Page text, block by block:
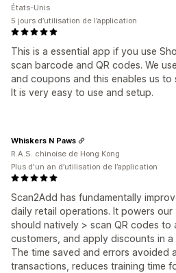
This is a essential app if you use
scan barcode and QR codes. We
and coupons and this enables us to
It is very easy to use and setup.
États-Unis
5 jours d’utilisation de l’application
Scan2Add has fundamentally
daily retail operations. It powers
should natively > scan QR codes
customers, and apply discounts in a
The time saved and errors avoided
transactions, reduces training time
Whiskers N Paws
R.A.S. chinoise de Hong Kong
Plus d'un an d’utilisation de l’application